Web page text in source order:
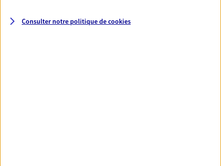
votre famille avec la complémentaire santé qui
vous ressemble.
Consulter notre politique decookies